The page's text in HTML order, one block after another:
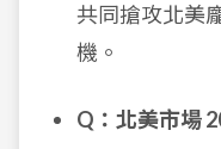
共同搶攻北美
機。
Q：北美市場